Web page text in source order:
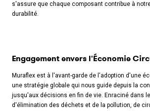
s'assure que chaque composant contribue à
durabilité.
Engagement envers l'Économie
Muraflex est à l'avant-garde de l'adoption d'une
une stratégie globale qui nous guide depuis la
jusqu'aux décisions en fin de vie. Enraciné dans
d'élimination des déchets et de la pollution, de